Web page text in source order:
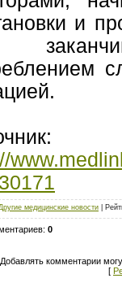
и
медицинские новости |
0
Добавлять комментарии
[